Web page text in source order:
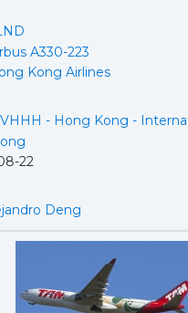
A330-223
Kong Airlines
VHHH - Hong Kong -
22
Deng